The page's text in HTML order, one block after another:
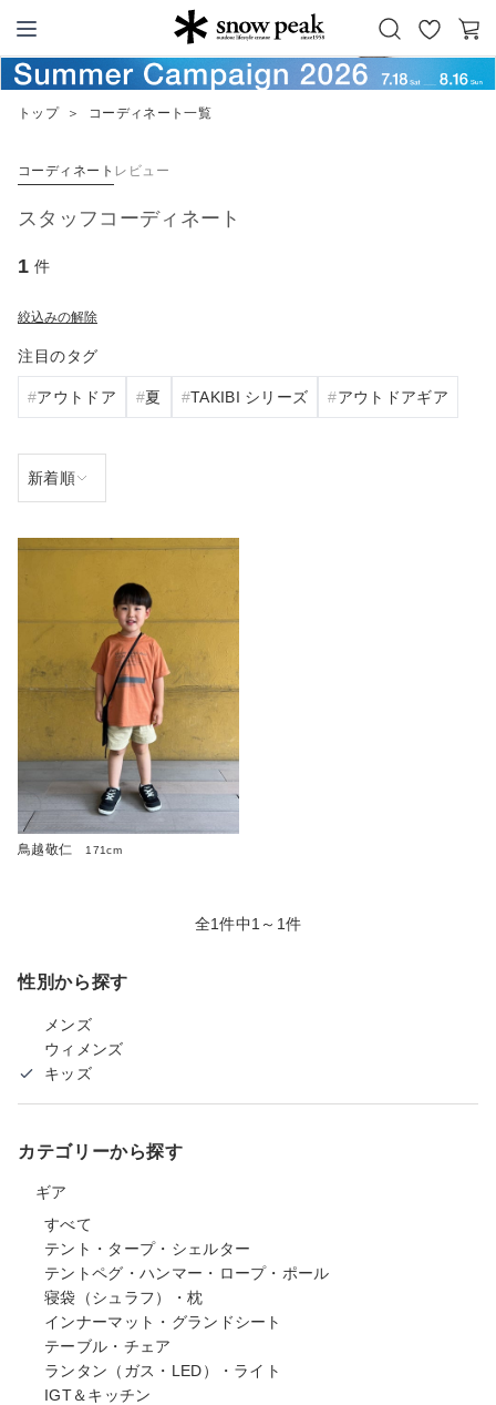
Snow Peak
お
気
カ
ー
トップ ＞ コーディネート一覧
コーディネート レビュー
スタッフコーディネート
1 件
絞込みの解除
注目のタグ
アウトドア 夏 TAKIBI シリーズ アウトドアギア
鳥越敬仁 171cm
全1件中1～1件
性別から探す
メンズ
ウィメンズ
キッズ
カテゴリーから探す
ギア
すべて
テント・タープ・シェルター
テントペグ・ハンマー・ロープ・ポール
寝袋（シュラフ）・枕
インナーマット・グランドシート
テーブル・チェア
ランタン（ガス・LED）・ライト
IGT＆キッチン